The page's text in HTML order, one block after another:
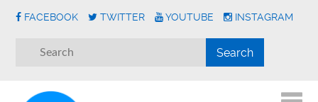
FACEBOOK TWITTER YOUTUBE INSTAGRAM